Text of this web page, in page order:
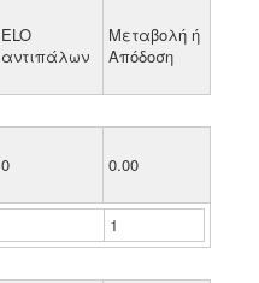
ELO
αντιπάλων
Μεταβολή ή
Απόδοση
0 0.00
1